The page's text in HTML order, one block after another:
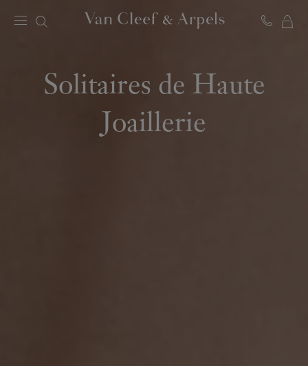
Van
Cleef
&
Arpels
Solitaires de Haute
Joaillerie